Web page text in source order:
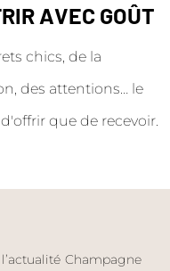
AVEC GOÛT
chics, de la
des attentions… le
que de recevoir.
Champagne